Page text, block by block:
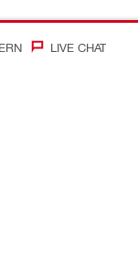
LIVE CHAT